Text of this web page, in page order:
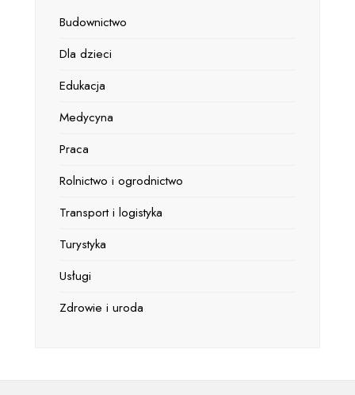
Budownictwo
Dla dzieci
Edukacja
Medycyna
Praca
Rolnictwo i ogrodnictwo
Transport i logistyka
Turystyka
Usługi
Zdrowie i uroda